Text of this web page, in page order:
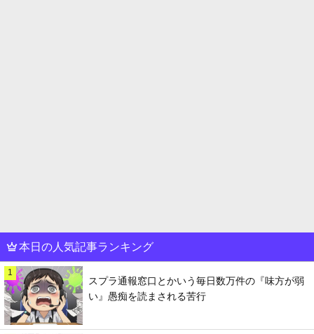
本日の人気記事ランキング
1
スプラ通報窓口とかいう毎日数万件の『味方が弱
い』愚痴を読まされる苦行